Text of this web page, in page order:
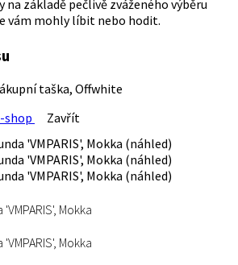
na základě pečlivě zváženého výběru
vám mohly líbit nebo hodit.
taška, Offwhite
shop Zavřít
Mokka
Mokka